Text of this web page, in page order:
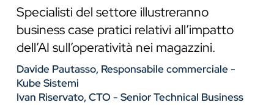
Specialisti del settore illustreranno
business case pratici relativi all’impatto
dell’AI sull’operatività nei magazzini.
Davide Pautasso, Responsabile commerciale -
Kube Sistemi
Ivan Riservato, CTO - Senior Technical Business